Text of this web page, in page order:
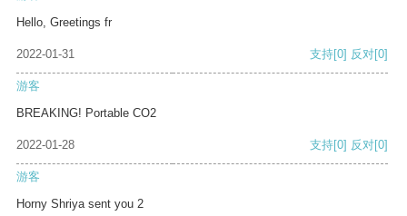
Hello, Greetings fr
2022-01-31 支持[0] 反对[0]
游客
BREAKING! Portable CO2
2022-01-28 支持[0] 反对[0]
游客
Horny Shriya sent you 2